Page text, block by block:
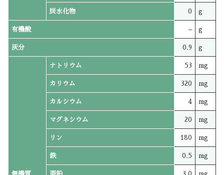
炭水化物 0 g
有機酸 – g
灰分 0.9 g
ナトリウム 53 mg
カリウム 320 mg
カルシウム 4 mg
マグネシウム 20 mg
リン 180 mg
鉄 0.5 mg